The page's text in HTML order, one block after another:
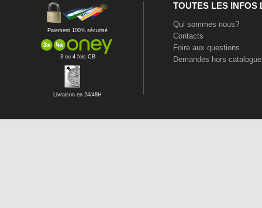
Paiement 100% sécurisé
3 ou 4 fois CB
Livraison en 24/48H
TOUTES LES INFOS
Qui sommes nous?
Contacts
Foire aux questions
Demandes hors catalogue